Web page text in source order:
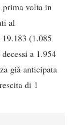
prima volta in
al
(1.085
a 1.954
già anticipata
di 1